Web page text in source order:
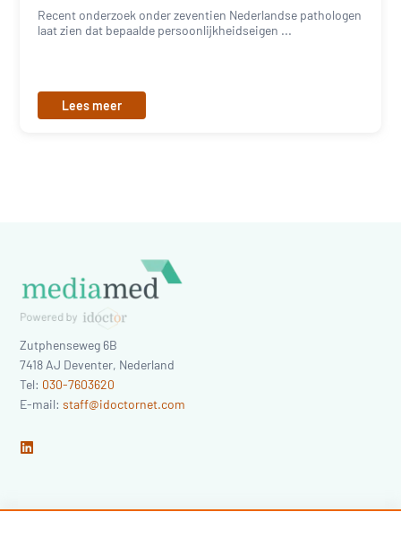
Recent onderzoek onder zeventien Nederlandse pathologen
laat zien dat bepaalde persoonlijkheidseigen ...
Lees meer
Zutphenseweg 6B
7418 AJ Deventer, Nederland
Tel: 030-7603620
E-mail:staff@idoctornet.com